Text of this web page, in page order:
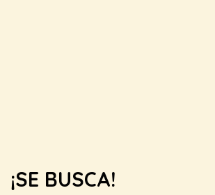
¡SE BUSCA!